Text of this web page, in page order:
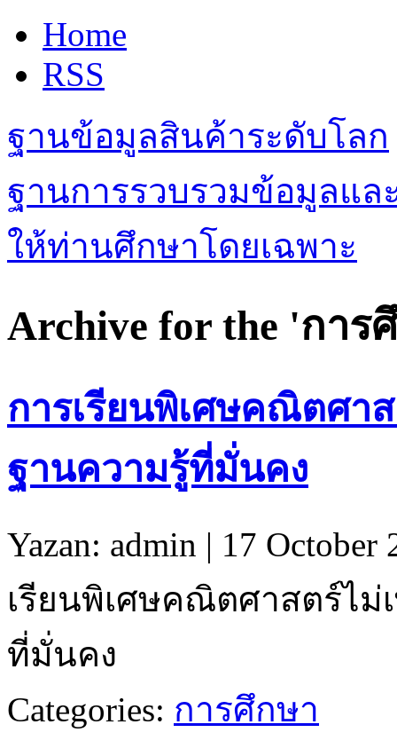
Home
RSS
ฐานข้อมูลสินค้าระดับโลก
ฐานการรวบรวมข้อมูลแล
ให้ท่านศึกษาโดยเฉพาะ
Archive for the 'การ
การเรียนพิเศษคณิตศา
ฐานความรู้ที่มั่นคง
Yazan: admin | 17 October
เรียนพิเศษคณิตศาสตร์ไม่
ที่มั่นคง
Categories: การศึกษา